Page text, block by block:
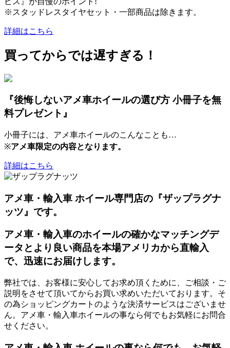
※スタッドレスタイヤセット・一部商品は除きます。
詳細はこちら
買ってからでは遅すぎる！
『後悔しないアメ車ホイールの選び方 小冊子を無
料プレゼント』
小冊子には、アメ車ホイールのこんなことも…
※アメ車限定の内容となります。
詳細はこちら
アメ車・輸入車 ホイール専門店の『ザップラグナ
ッツ』です。
アメ車・輸入車のホイールの確かなマッチングデ
ータとより良い商品を本場アメリカから直輸入
で、迅速にお届けします。
弊社では、お客様に安心してお求め頂くために、ご相談・ご
説明をさせて頂いてからお買い求めいただいております。そ
の為ショッピングカートのような決済サービスはございませ
ん。アメ車・輸入車ホイールの事なら何でもお気軽にお問合
せください。